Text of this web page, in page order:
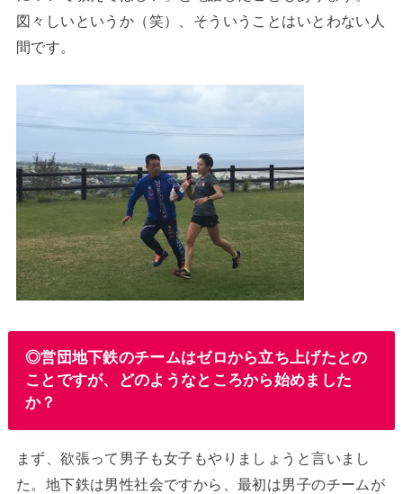
図々しいというか（笑）、そういうことはいとわない人
間です。
◎営団地下鉄のチームはゼロから立ち上げたとの
ことですが、どのようなところから始めました
か？
まず、欲張って男子も女子もやりましょうと言いまし
た。地下鉄は男性社会ですから、最初は男子のチームが